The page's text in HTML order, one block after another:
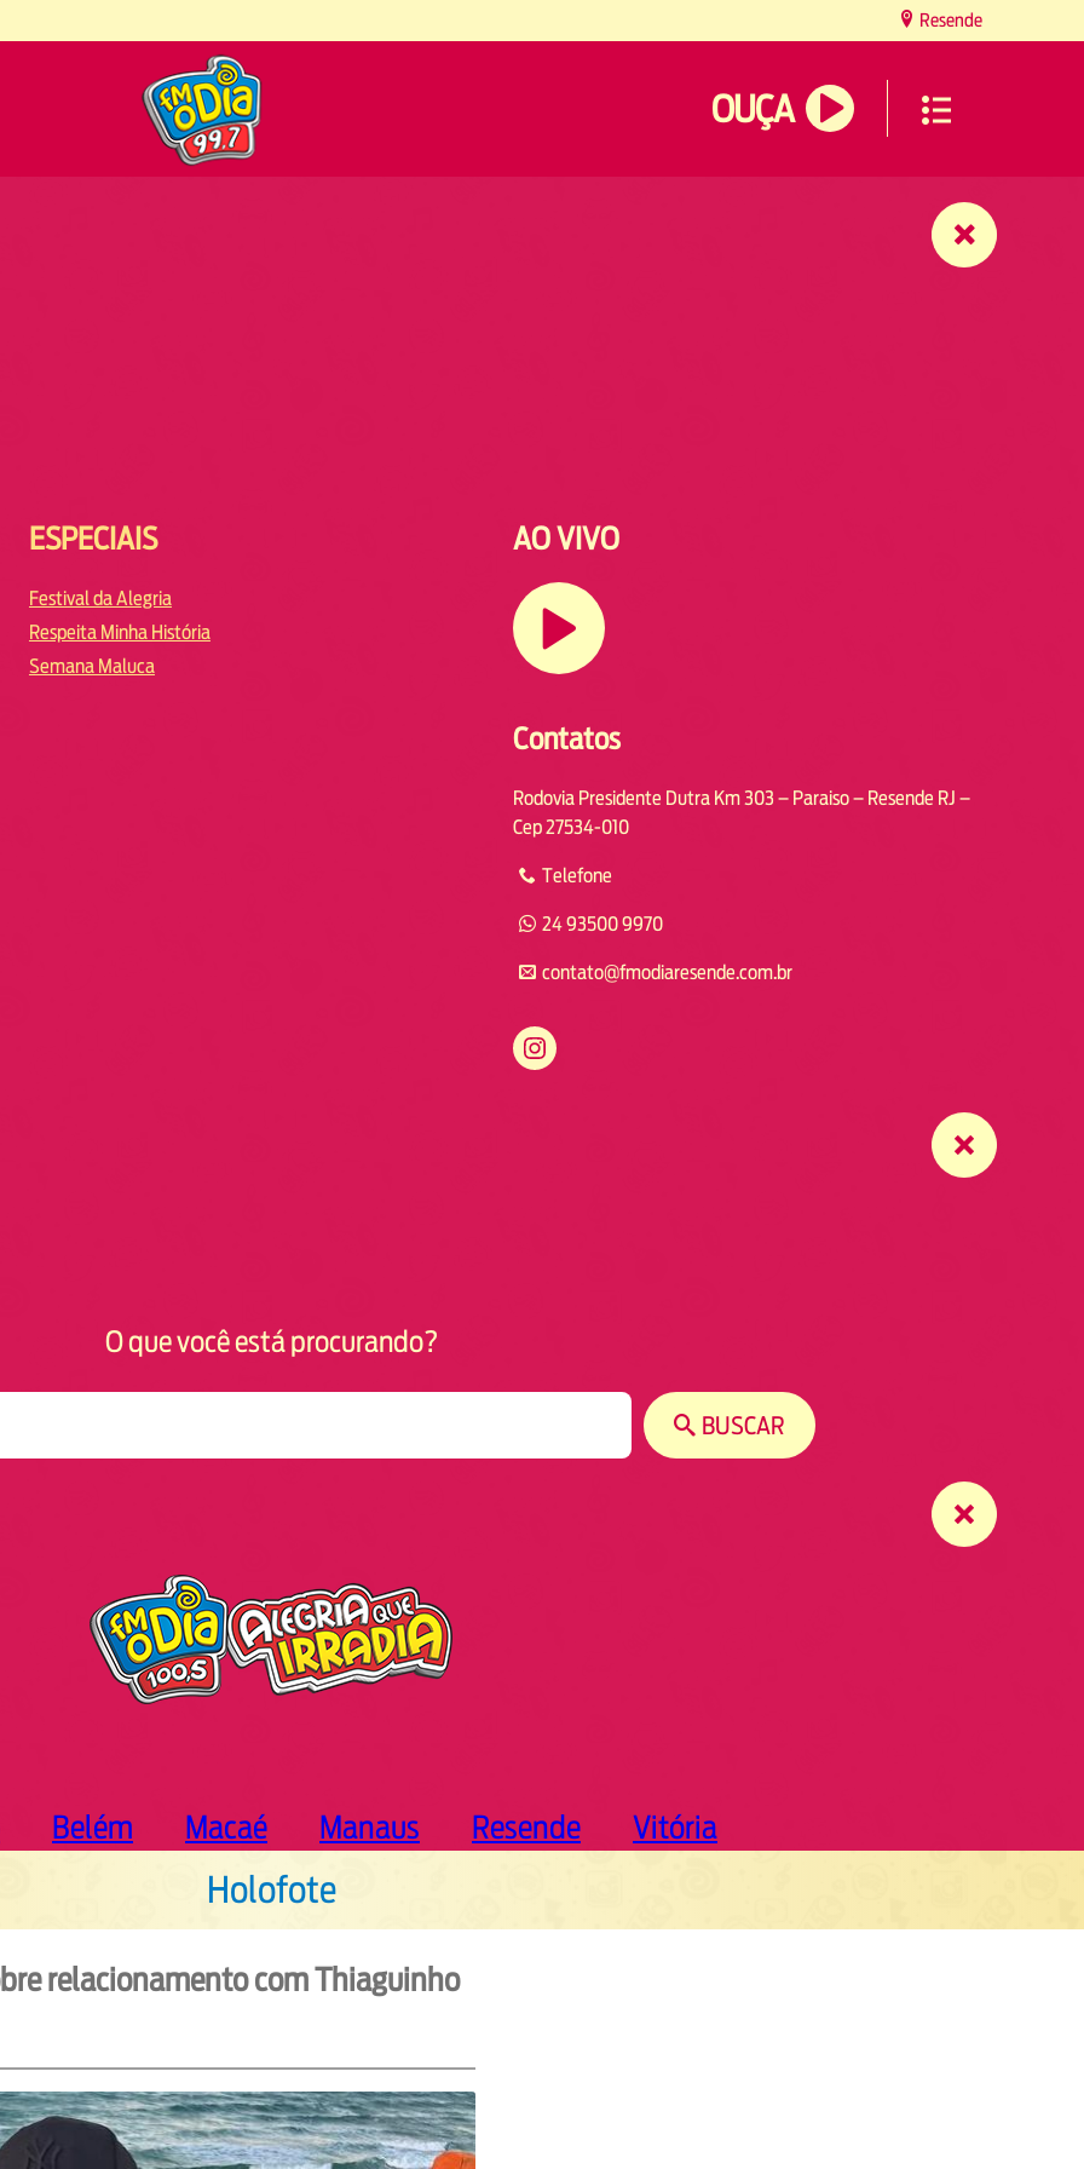
Resende
OUÇA
ESPECIAIS
Festival da Alegria
Respeita Minha História
Semana Maluca
AO VIVO
Contatos
Rodovia Presidente Dutra Km 303 – Paraiso – Resende RJ –
Cep 27534-010
Telefone
24 93500 9970
contato@fmodiaresende.com.br
https://www.instagram.com/fmodiaresende
O que você está procurando?
BUSCAR
Belém Macaé Manaus Resende Vitória
Holofote
relacionamento com Thiaguinho